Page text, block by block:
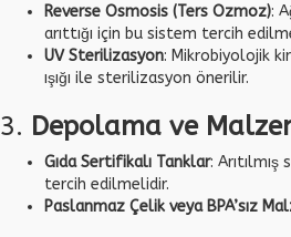
Reverse Osmosis (Ters Ozmoz):
arıttığı için bu sistem tercih
UV Sterilizasyon: Mikrobiyolojik
ışığı ile sterilizasyon önerilir.
3. Depolama ve
Gıda Sertifikalı Tanklar:
tercih edilmelidir.
Paslanmaz Çelik veya BPA’sız